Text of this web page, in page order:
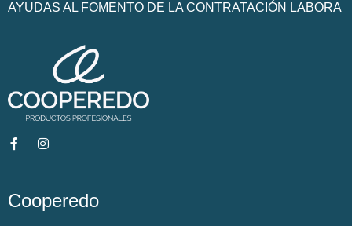
AYUDAS AL FOMENTO DE LA CONTRATACIÓN LABORA
Cooperedo